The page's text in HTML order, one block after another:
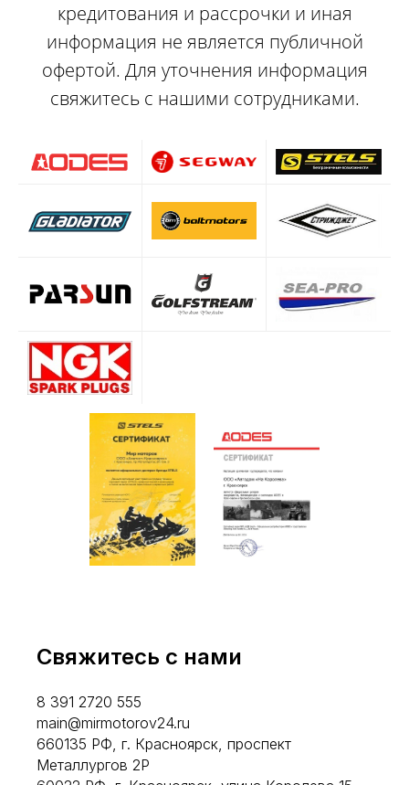
кредитования и рассрочки и иная
информация не является публичной
офертой. Для уточнения информация
свяжитесь с нашими сотрудниками.
Свяжитесь с нами
8 391 2720 555
main@mirmotorov24.ru
660135 РФ, г. Красноярск, проспект
Металлургов 2Р